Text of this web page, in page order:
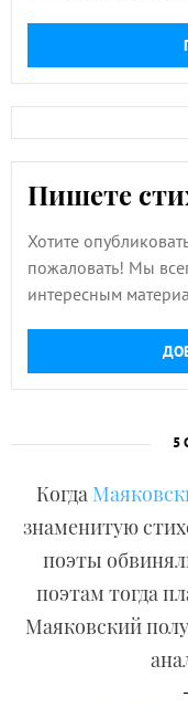
Пишете
Хотите
пожаловать! Мы
интересным
5
Когда
знаменитую
поэты
поэтам тогда
Маяковский